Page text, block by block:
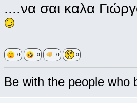
....να σαι καλα
0 0 0 0
Be with the people who